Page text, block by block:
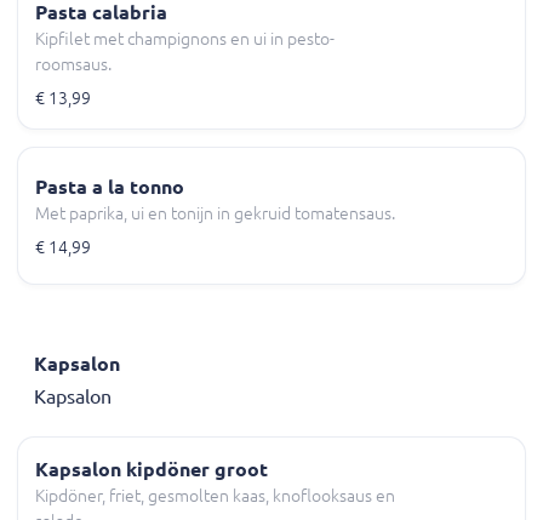
Pasta calabria
Kipfilet met champignons en ui in pesto-
roomsaus.
€ 13,99
Pasta a la tonno
Met paprika, ui en tonijn in gekruid tomatensaus.
€ 14,99
Kapsalon
Kapsalon
Kapsalon kipdöner groot
Kipdöner, friet, gesmolten kaas, knoflooksaus en